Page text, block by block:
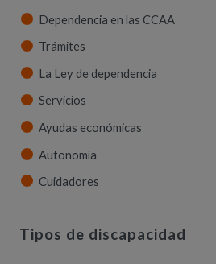
Dependencia en las CCAA
Trámites
La Ley de dependencia
Servicios
Ayudas económicas
Autonomía
Cuidadores
Tipos de discapacidad